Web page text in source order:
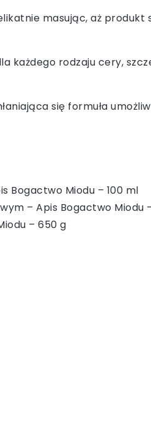
masując, aż produkt
każdego rodzaju cery,
się formuła
Bogactwo Miodu – 100 ml
– Apis Bogactwo Miodu
– 650 g